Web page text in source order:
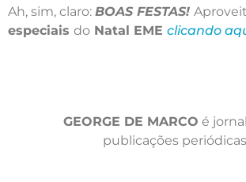
Ah, sim, claro: BOAS FESTAS!
especiais do Natal EME clicando
GEORGE DE MARCO é
publicações